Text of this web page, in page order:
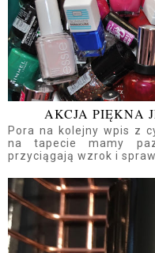
AKCJA PIĘKNA
Pora na kolejny wpis z
na tapecie mamy
przyciągają wzrok i